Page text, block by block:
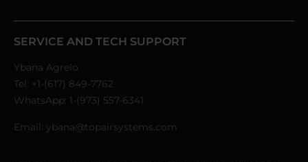
SERVICE AND TECH SUPPORT
Ybana Agrelo
Tel: +1-(617) 849-7762
WhatsApp: 1-(973) 557-6341
Email: ybana@topairsystems.com